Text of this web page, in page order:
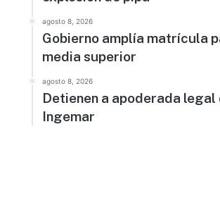
agosto 8, 2026
Gobierno amplía matrícula
media superior
agosto 8, 2026
Detienen a apoderada legal
Ingemar